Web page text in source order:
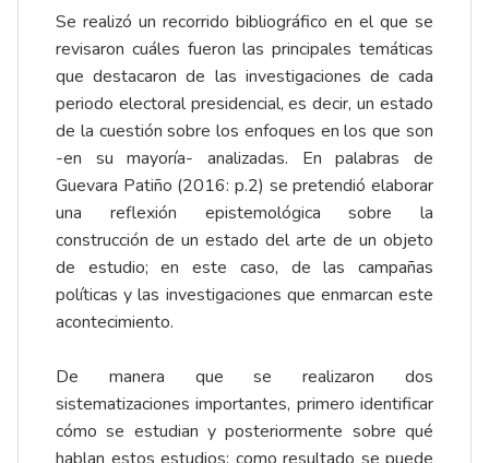
Se realizó un recorrido bibliográfico en el que se
revisaron cuáles fueron las principales temáticas
que destacaron de las investigaciones de cada
periodo electoral presidencial, es decir, un estado
de la cuestión sobre los enfoques en los que son
-en su mayoría- analizadas. En palabras de
Guevara Patiño (2016: p.2) se pretendió elaborar
una reflexión epistemológica sobre la
construcción de un estado del arte de un objeto
de estudio; en este caso, de las campañas
políticas y las investigaciones que enmarcan este
acontecimiento.
De manera que se realizaron dos
sistematizaciones importantes, primero identificar
cómo se estudian y posteriormente sobre qué